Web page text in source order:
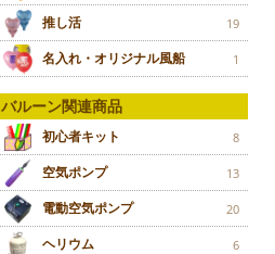
推し活 19
名入れ・オリジナル風船 1
バルーン関連商品
初心者キット 8
空気ポンプ 13
電動空気ポンプ 20
ヘリウム 6